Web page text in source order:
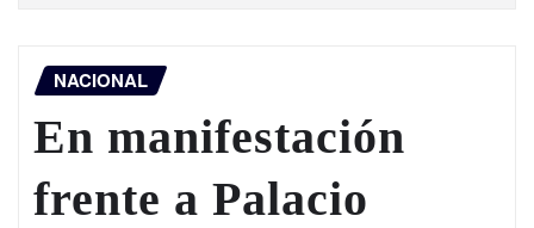
NACIONAL
En manifestación
frente a Palacio